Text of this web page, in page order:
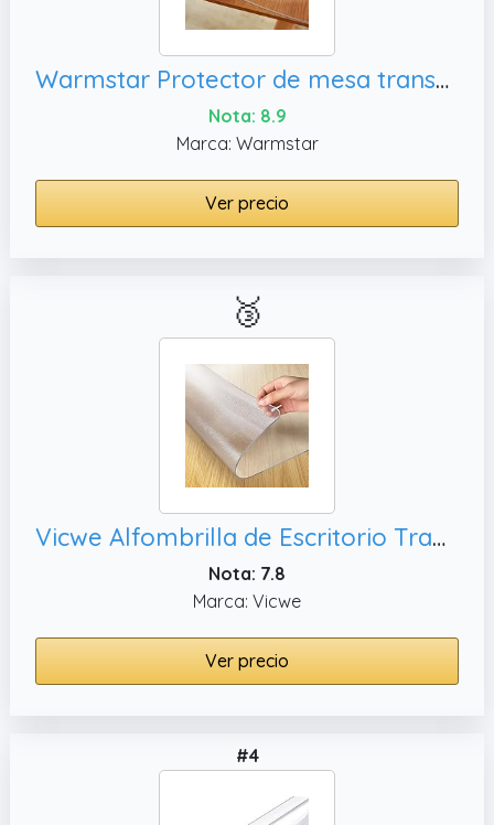
Warmstar Protector de mesa transparente de 24 x 48 pulgadas, tapete protector de escritorio para cocina
Nota: 8.9
Marca: Warmstar
Ver precio
🥉
Vicwe Alfombrilla de Escritorio Transparente, Para Oficina Hogar
Nota: 7.8
Marca: Vicwe
Ver precio
#4